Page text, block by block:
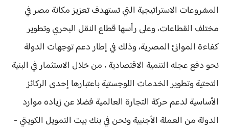
المشروعات الاستراتيجية التي تستهدف تعزيز مكانة مصر في
مختلف القطاعات، وعلى رأسها قطاع النقل البحري وتطوير
كفاءة الموانئ المصرية، وذلك في إطار دعم توجهات الدولة
نحو دفع عجله التنمية الاقتصادية ، من خلال الاستثمار في البنية
التحتية وتطوير الخدمات اللوجستية باعتبارها إحدى الركائز
الأساسية لدعم حركة التجارة العالمية فضلا عن زياده موارد
الدولة من العملة الأجنبية ونحن في بنك بيت التمويل الكويتي -